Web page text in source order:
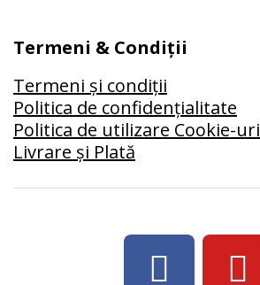
Termeni & Condiții
Termeni și condiții
Politica de confidențialitate
Politica de utilizare Cookie-uri
Livrare și Plată